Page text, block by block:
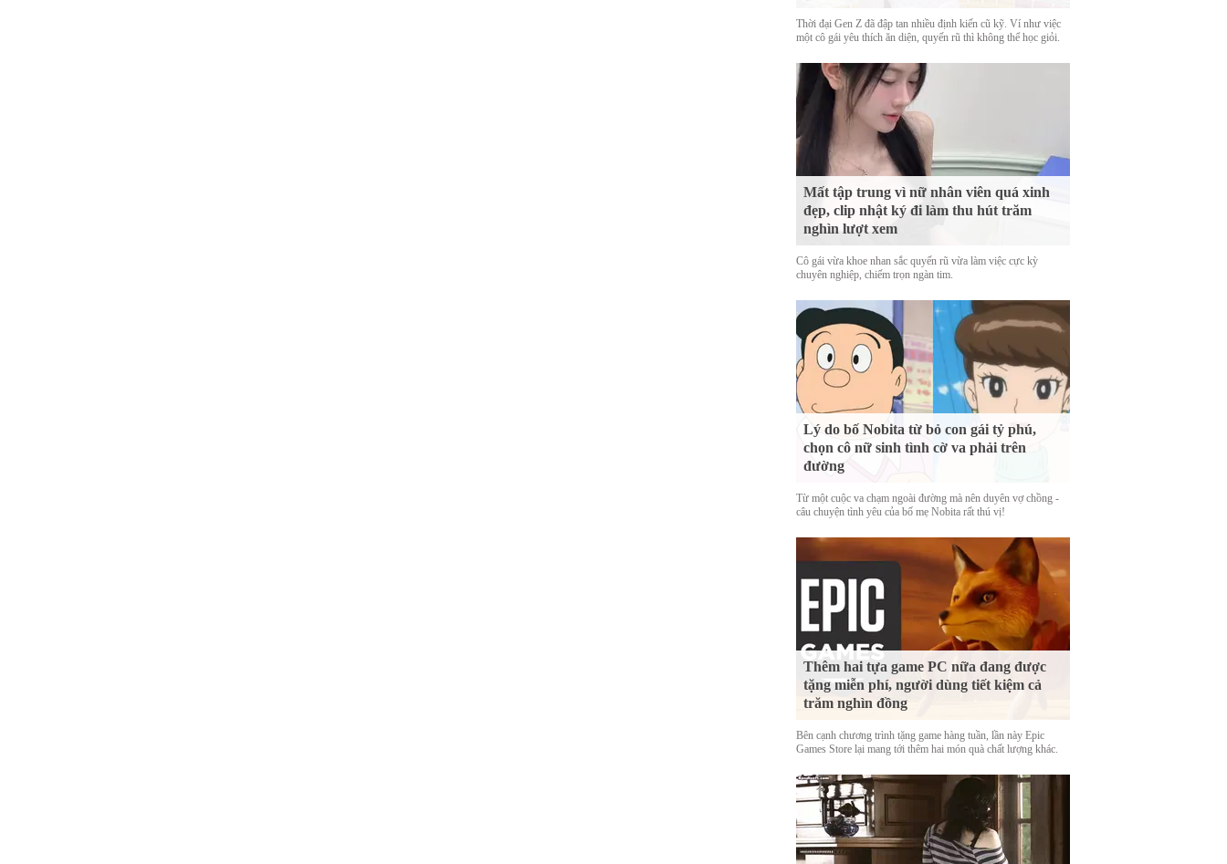
Thời đại Gen Z đã đập tan nhiều định kiến cũ kỹ. Ví như việc
một cô gái yêu thích ăn diện, quyến rũ thì không thể học giỏi.
Mất tập trung vì nữ nhân viên quá xinh
đẹp, clip nhật ký đi làm thu hút trăm
nghìn lượt xem
Cô gái vừa khoe nhan sắc quyến rũ vừa làm việc cực kỳ
chuyên nghiệp, chiếm trọn ngàn tim.
Lý do bố Nobita từ bỏ con gái tỷ phú,
chọn cô nữ sinh tình cờ va phải trên
đường
Từ một cuộc va chạm ngoài đường mà nên duyên vợ chồng -
câu chuyện tình yêu của bố mẹ Nobita rất thú vị!
Thêm hai tựa game PC nữa đang được
tặng miễn phí, người dùng tiết kiệm cả
trăm nghìn đồng
Bên cạnh chương trình tặng game hàng tuần, lần này Epic
Games Store lại mang tới thêm hai món quà chất lượng khác.